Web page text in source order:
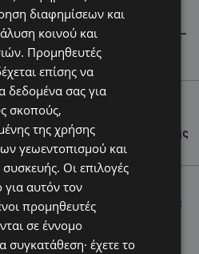
είναι μόνο ένας αριθμός –
είναι η πραγματική μας
ζωής για τη 37χρονη
– Έρανος για τη θεραπεία της
που φέρεται να παρενοχλούσε
– Σε εξέλιξη οι αστυνομικές
διαφημίσεων και
κοινού και
Προμηθευτές
επίσης να
δεδομένα σας για
σκοπούς,
της χρήσης
γεωεντοπισμού και
Οι επιλογές
αυτόν τον
προμηθευτές
σε έννομο
συγκατάθεση· έχετε το